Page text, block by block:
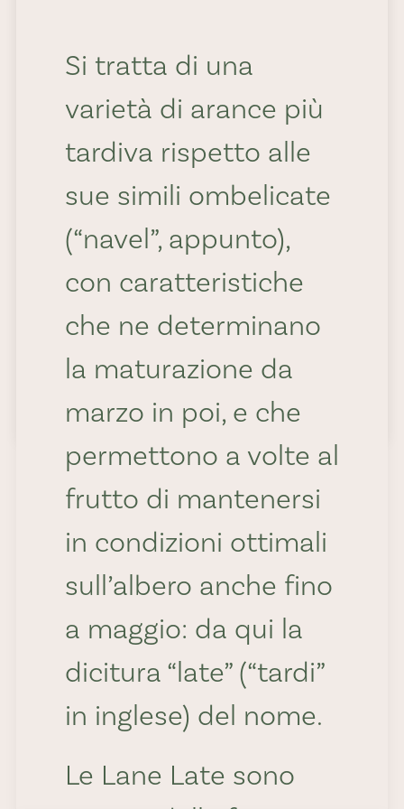
Powell è un’arancia
perfetta per le
spremute ma ottima
anche da gustare a
spicchi in tutta la sua
freschezza.
Si tratta di una
varietà di arance più
tardiva rispetto alle
sue simili ombelicate
(“navel”, appunto),
con caratteristiche
che ne determinano
la maturazione da
marzo in poi, e che
permettono a volte al
frutto di mantenersi
in condizioni ottimali
sull’albero anche fino
a maggio: da qui la
dicitura “late” (“tardi”
in inglese) del nome.
Le Lane Late sono